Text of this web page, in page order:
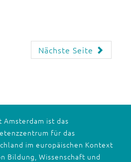
Nächste Seite
ist das
für das
im europäischen Kontext
Bildung, Wissenschaft und